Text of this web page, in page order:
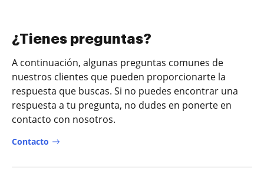
¿Tienes preguntas?
A continuación, algunas preguntas comunes de
nuestros clientes que pueden proporcionarte la
respuesta que buscas. Si no puedes encontrar una
respuesta a tu pregunta, no dudes en ponerte en
contacto con nosotros.
Contacto